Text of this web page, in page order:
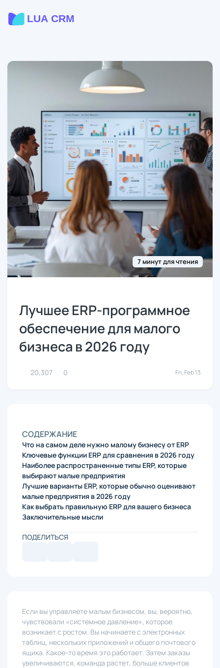
7 минут для чтения
Лучшее ERP-программное
обеспечение для малого
бизнеса в 2026 году
20,307 0 Fri, Feb 13
СОДЕРЖАНИЕ
Что на самом деле нужно малому бизнесу от ERP
Ключевые функции ERP для сравнения в 2026 году
Наиболее распространенные типы ERP, которые
выбирают малые предприятия
Лучшие варианты ERP, которые обычно оценивают
малые предприятия в 2026 году
Как выбрать правильную ERP для вашего бизнеса
Заключительные мысли
ПОДЕЛИТЬСЯ
Если вы управляете малым бизнесом, вы, вероятно,
чувствовали «системное давление», которое
возникает с ростом. Вы начинаете с электронных
таблиц, нескольких приложений и общего почтового
ящика. Какое-то время это работает. Затем заказы
увеличиваются, команда растет, больше клиентов